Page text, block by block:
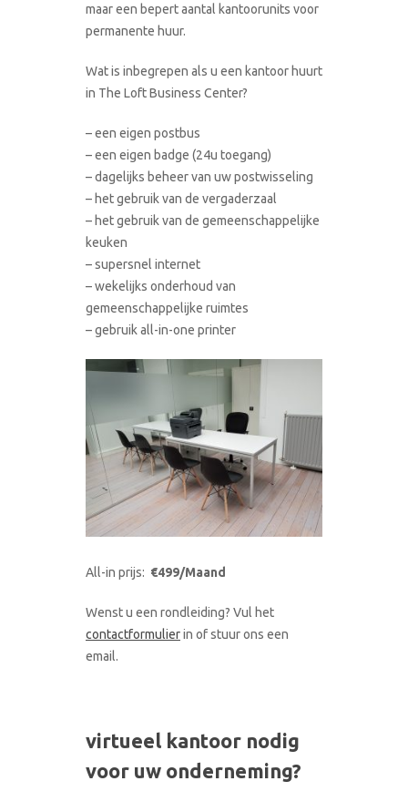
maar een bepert aantal kantoorunits voor
permanente huur.
Wat is inbegrepen als u een kantoor huurt
in The Loft Business Center?
– een eigen postbus
– een eigen badge (24u toegang)
– dagelijks beheer van uw postwisseling
– het gebruik van de vergaderzaal
– het gebruik van de gemeenschappelijke
keuken
– supersnel internet
– wekelijks onderhoud van
gemeenschappelijke ruimtes
– gebruik all-in-one printer
All-in prijs: €499/Maand
Wenst u een rondleiding? Vul het
contactformulierin of stuur ons een
email.
virtueel kantoor nodig
voor uw onderneming?